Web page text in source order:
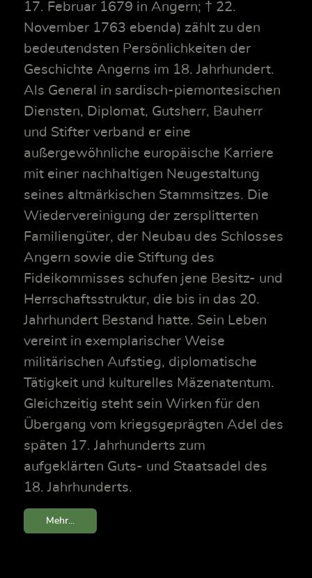
17. Februar 1679 in Angern; † 22.
November 1763 ebenda) zählt zu den
bedeutendsten Persönlichkeiten der
Geschichte Angerns im 18. Jahrhundert.
Als General in sardisch-piemontesischen
Diensten, Diplomat, Gutsherr, Bauherr
und Stifter verband er eine
außergewöhnliche europäische Karriere
mit einer nachhaltigen Neugestaltung
seines altmärkischen Stammsitzes. Die
Wiedervereinigung der zersplitterten
Familiengüter, der Neubau des Schlosses
Angern sowie die Stiftung des
Fideikommisses schufen jene Besitz- und
Herrschaftsstruktur, die bis in das 20.
Jahrhundert Bestand hatte. Sein Leben
vereint in exemplarischer Weise
militärischen Aufstieg, diplomatische
Tätigkeit und kulturelles Mäzenatentum.
Gleichzeitig steht sein Wirken für den
Übergang vom kriegsgeprägten Adel des
späten 17. Jahrhunderts zum
aufgeklärten Guts- und Staatsadel des
18. Jahrhunderts.
Mehr...